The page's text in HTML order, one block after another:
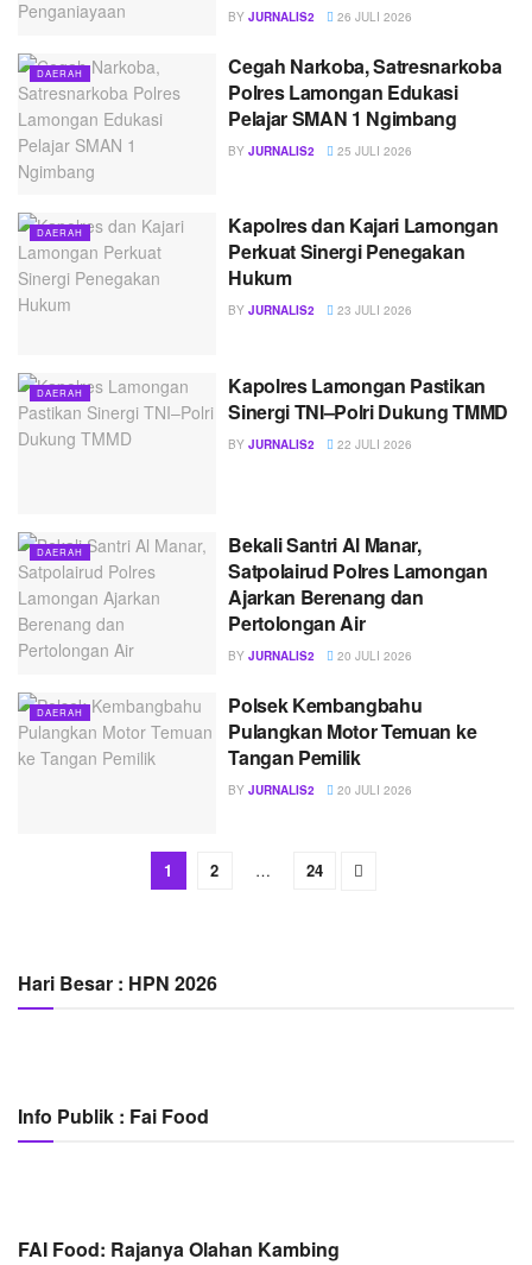
BY JURNALIS2 26 JULI 2026
DAERAH
Cegah Narkoba, Satresnarkoba
Polres Lamongan Edukasi
Pelajar SMAN 1 Ngimbang
BY JURNALIS2 25 JULI 2026
DAERAH
Kapolres dan Kajari Lamongan
Perkuat Sinergi Penegakan
Hukum
BY JURNALIS2 23 JULI 2026
DAERAH
Kapolres Lamongan Pastikan
Sinergi TNI–Polri Dukung TMMD
BY JURNALIS2 22 JULI 2026
DAERAH
Bekali Santri Al Manar,
Satpolairud Polres Lamongan
Ajarkan Berenang dan
Pertolongan Air
BY JURNALIS2 20 JULI 2026
DAERAH
Polsek Kembangbahu
Pulangkan Motor Temuan ke
Tangan Pemilik
BY JURNALIS2 20 JULI 2026
1 2 … 24
Hari Besar : HPN 2026
Info Publik : Fai Food
FAI Food: Rajanya Olahan Kambing